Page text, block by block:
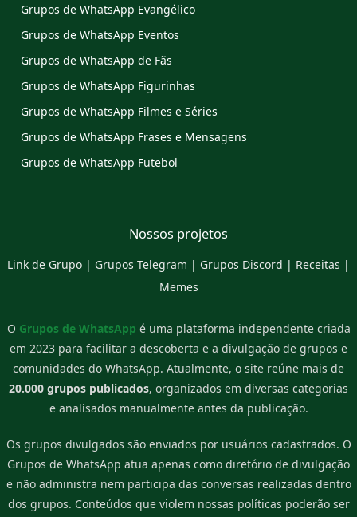
Grupos de WhatsApp Evangélico
Grupos de WhatsApp Eventos
Grupos de WhatsApp de Fãs
Grupos de WhatsApp Figurinhas
Grupos de WhatsApp Filmes e Séries
Grupos de WhatsApp Frases e Mensagens
Grupos de WhatsApp Futebol
Nossos projetos
Link de Grupo | Grupos Telegram | Grupos Discord | Receitas |
Memes
O Grupos de WhatsApp é uma plataforma independente criada
em 2023 para facilitar a descoberta e a divulgação de grupos e
comunidades do WhatsApp. Atualmente, o site reúne mais de
20.000 grupos publicados, organizados em diversas categorias
e analisados manualmente antes da publicação.
Os grupos divulgados são enviados por usuários cadastrados. O
Grupos de WhatsApp atua apenas como diretório de divulgação
e não administra nem participa das conversas realizadas dentro
dos grupos. Conteúdos que violem nossas políticas poderão ser